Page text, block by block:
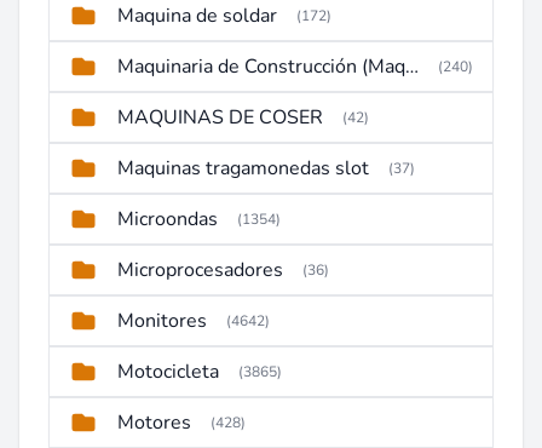
Maquina de soldar (172)
Maquinaria de Construcción (Maquinaria Pesada) (240)
MAQUINAS DE COSER (42)
Maquinas tragamonedas slot (37)
Microondas (1354)
Microprocesadores (36)
Monitores (4642)
Motocicleta (3865)
Motores (428)